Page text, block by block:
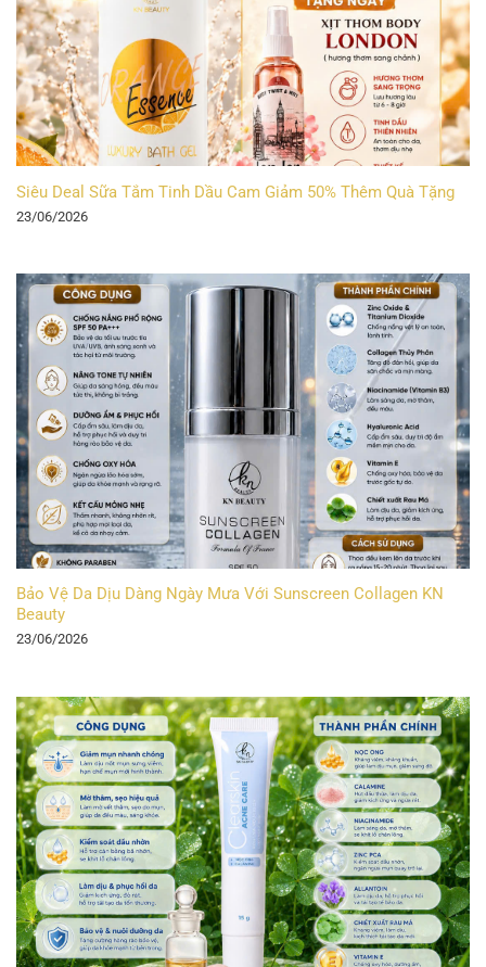
Siêu Deal Sữa Tắm Tinh Dầu Cam Giảm 50% Thêm Quà Tặng
23/06/2026
Bảo Vệ Da Dịu Dàng Ngày Mưa Với Sunscreen Collagen KN
Beauty
23/06/2026